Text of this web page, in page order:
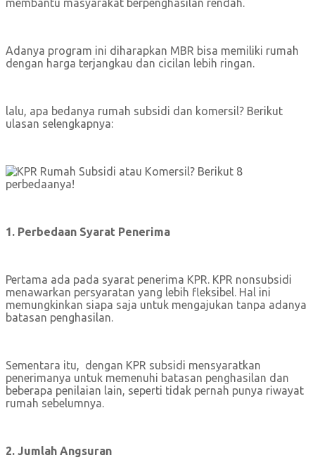
membantu masyarakat berpenghasilan rendah.
Adanya program ini diharapkan MBR bisa memiliki rumah
dengan harga terjangkau dan cicilan lebih ringan.
lalu, apa bedanya rumah subsidi dan komersil? Berikut
ulasan selengkapnya:
1. Perbedaan Syarat Penerima
Pertama ada pada syarat penerima KPR. KPR nonsubsidi
menawarkan persyaratan yang lebih fleksibel. Hal ini
memungkinkan siapa saja untuk mengajukan tanpa adanya
batasan penghasilan.
Sementara itu, dengan KPR subsidi mensyaratkan
penerimanya untuk memenuhi batasan penghasilan dan
beberapa penilaian lain, seperti tidak pernah punya riwayat
rumah sebelumnya.
2. Jumlah Angsuran